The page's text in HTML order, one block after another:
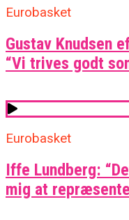
Eurobasket
Gustav Knudsen
“Vi trives godt
Eurobasket
Iffe Lundberg:
mig at